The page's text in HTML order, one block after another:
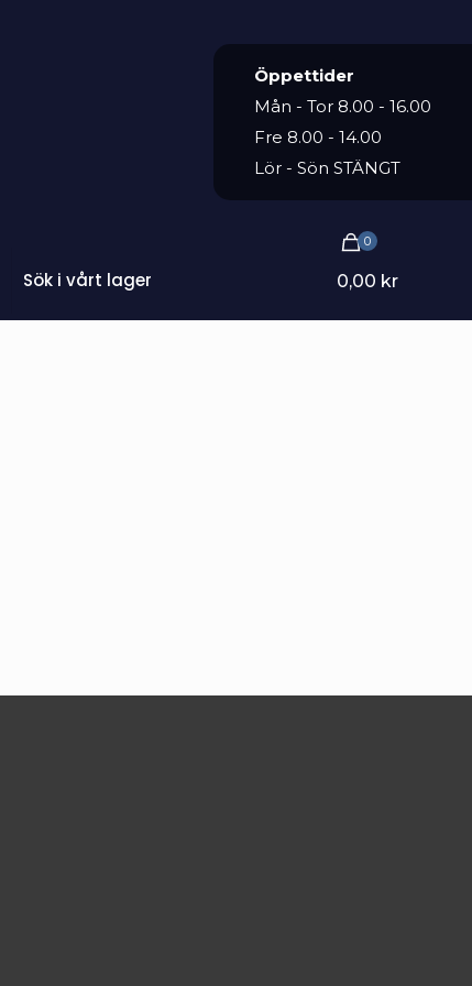
0
0,00 kr
Sök i vårt lager
Öppettider
Mån - Tor 8.00 - 16.00
Fre 8.00 - 14.00
Lör - Sön STÄNGT